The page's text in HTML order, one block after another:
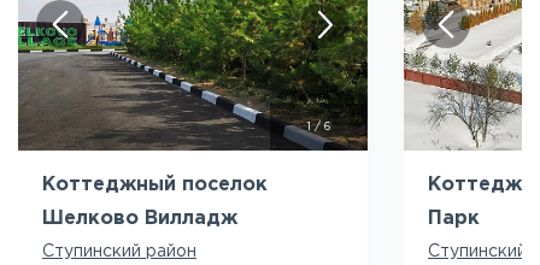
1/6
Коттеджный поселок
Шелково Вилладж
Ступинский район
Посмотреть все фото
Парк
Ступинский